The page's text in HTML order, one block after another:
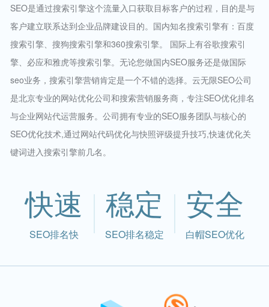
SEO是通过搜索引擎这个流量入口获取目标客户的过程，目的是与
客户建立联系达到企业品牌建设目的。国内知名搜索引擎有：百度
搜索引擎、搜狗搜索引擎和360搜索引擎。 国际上有谷歌搜索引
擎、必应和雅虎等搜索引擎。无论您做国内SEO服务还是做国际
seo业务，搜索引擎营销肯定是一个不错的选择。云无限SEO公司
是北京专业的网站优化公司和搜索营销服务商，专注SEO优化排名
与企业网站代运营服务。公司拥有专业的SEO服务团队与核心的
SEO优化技术,通过网站代码优化与快照评级提升技巧,快速优化关
键词进入搜索引擎前几名。
快速
SEO排名快
稳定
SEO排名稳定
安全
白帽SEO优化